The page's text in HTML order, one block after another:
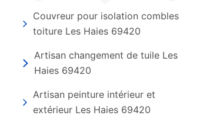
Couvreur pour isolation combles
toiture Les Haies 69420
Artisan changement de tuile Les
Haies 69420
Artisan peinture intérieur et
extérieur Les Haies 69420